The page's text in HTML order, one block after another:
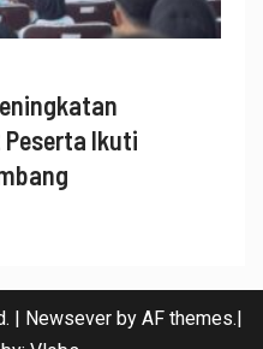
Peserta Ikuti
| Newsever by AF themes.|